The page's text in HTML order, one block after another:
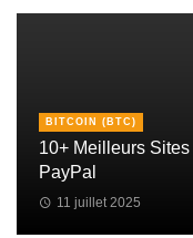
BITCOIN (BTC)
10+ Meilleurs
PayPal
11 juillet 2025